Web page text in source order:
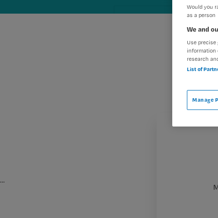
…
Would you
as a person
We and
Use
information
research
List of
Manage